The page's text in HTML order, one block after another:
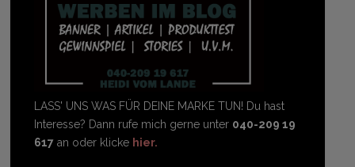
LASS' UNS WAS FÜR DEINE MARKE TUN! Du hast
Interesse? Dann rufe mich gerne unter 040-209 19
617 an oder klicke hier.